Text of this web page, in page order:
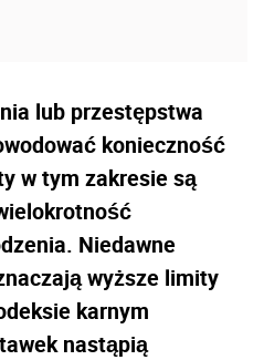
lub przestępstwa
konieczność
w tym zakresie są
Niedawne
wyższe limity
karnym
nastąpią